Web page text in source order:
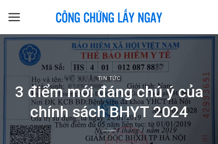
TIN TỨC
3 điểm mới đáng chú ý của
chính sách BHYT 2024